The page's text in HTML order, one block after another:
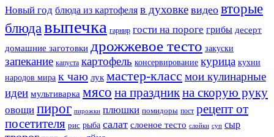
Новый год блюда из картофеля в духовке видео вторые
блюдавыпечка гарнир гости на пороге грибы десерт
домашние заготовки дрожжевое тесто закуски
запекание капуста картофель консервирование курица кухни
народов мира к чаю лук мастер-класс мои кулинарные
идеи мультиварка мясо на праздникна скорую руку
овощи пирог пирожки плюшки помидоры пост рецепт от
посетителя рис рыба салат слоеное тесто слойки суп сыр